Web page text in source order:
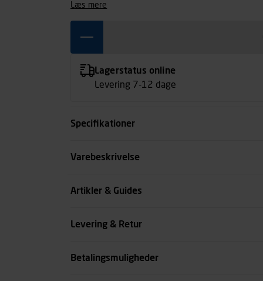
læs mere
Lagerstatus online
Levering 7-12 dage
Specifikationer
Størrelse
Varebeskrivelse
Artikler & Guides
Levering & Retur
Betalingsmuligheder